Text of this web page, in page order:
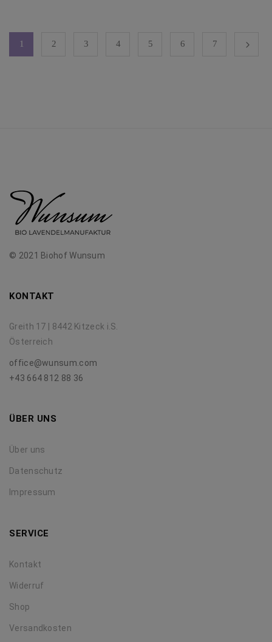
1 2 3 4 5 6 7
© 2021 Biohof Wunsum
KONTAKT
Greith 17 | 8442 Kitzeck i.S.
Österreich
office@wunsum.com
+43 664 812 88 36
ÜBER UNS
Über uns
Datenschutz
Impressum
SERVICE
Kontakt
Widerruf
Shop
Versandkosten